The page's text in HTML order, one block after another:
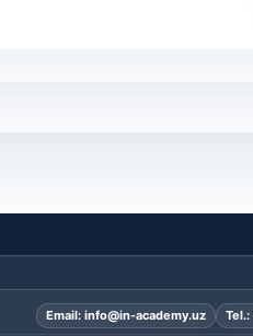
Email: info@in-academy.uz Tel.: